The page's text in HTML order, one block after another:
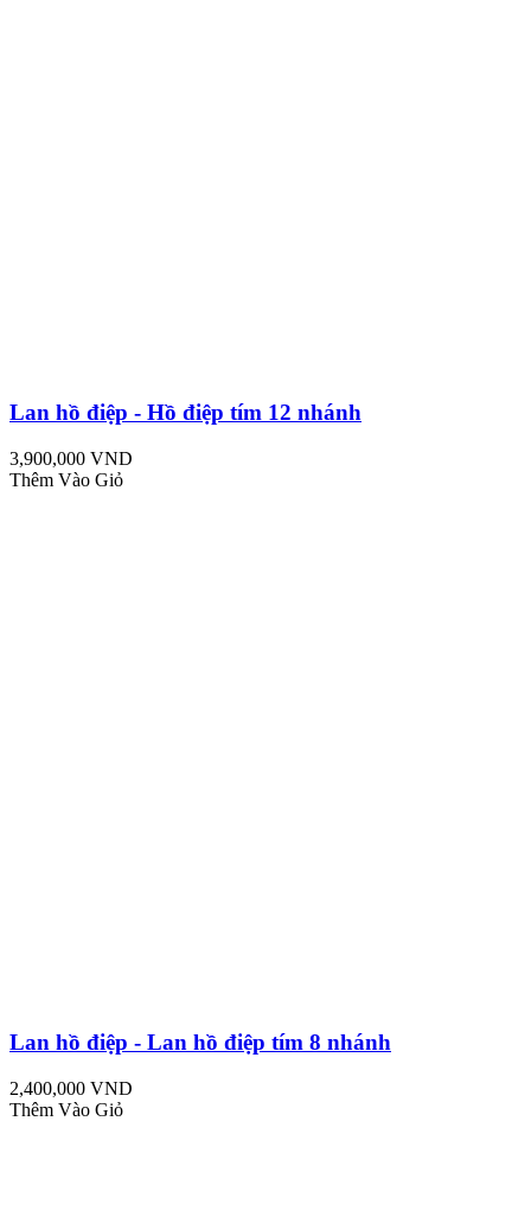
Lan hồ điệp - Hồ điệp tím 12 nhánh
3,900,000 VND
Thêm Vào Giỏ
Lan hồ điệp - Lan hồ điệp tím 8 nhánh
2,400,000 VND
Thêm Vào Giỏ